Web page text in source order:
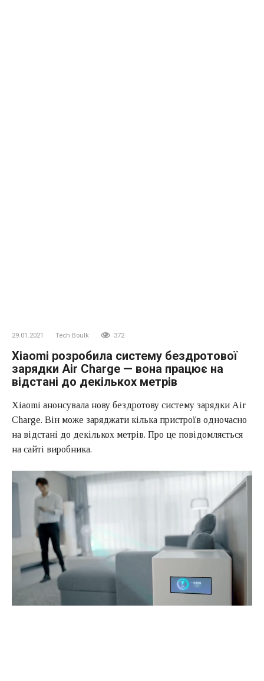
29.01.2021 Tech Boulk 372
Xiaomi розробила систему бездротової
зарядки Air Charge — вона працює на
відстані до декількох метрів
Xiaomi анонсувала нову бездротову систему зарядки Air
Charge. Він може заряджати кілька пристроїв одночасно
на відстані до декількох метрів. Про це повідомляється
на сайті виробника.